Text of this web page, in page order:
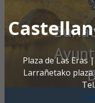
Plaza de Las Eras
Larrañetako plaza